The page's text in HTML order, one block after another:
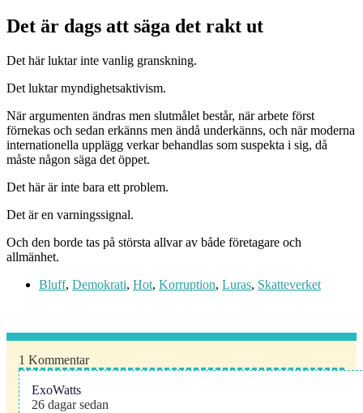
Det är dags att säga det rakt ut
Det här luktar inte vanlig granskning.
Det luktar myndighetsaktivism.
När argumenten ändras men slutmålet består, när arbete först
förnekas och sedan erkänns men ändå underkänns, och när moderna
internationella upplägg verkar behandlas som suspekta i sig, då
måste någon säga det öppet.
Det här är inte bara ett problem.
Det är en varningssignal.
Och den borde tas på största allvar av både företagare och
allmänhet.
Bluff, Demokrati, Hot, Korruption, Luras, Skatteverket
1 Kommentar
ExoWatts
26 dagar sedan